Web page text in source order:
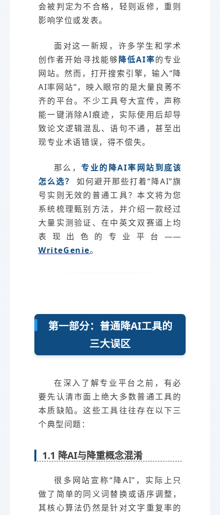
会被判定为不合格，轻则返修，重则
影响学位或发表。
面对这一新规，许多学生和学术
创作者开始寻找能够降低AI率的专业
网站。然而，打开搜索引擎，输入“降
AI率网站”，映入眼帘的是大量良莠不
齐的平台。不少工具夸大宣传，声称
能一键消除AI痕迹，实际使用后却导
致论文逻辑混乱、语句不通，甚至出
现专业术语错误，得不偿失。
那么，专业的降AI率网站到底该
怎么选？
如何避开那些打着“降AI”旗
号实则无效的普通工具？本文将为您
系统梳理甄别方法，并介绍一款经过
大量实测验证、在中英文双赛道上均
表现出色的专业平台——
WriteGenie。
第一部分：普通降AI工具的
三大误区
在深入了解专业平台之前，有必
要先认清市面上绝大多数普通工具的
本质缺陷。这些工具往往存在以下三
个典型问题：
1.1 降AI与降重概念混淆
很多网站宣称“降AI”，实际上只
做了简单的同义词替换或语序调整，
其核心算法仍然是针对文字重复率的